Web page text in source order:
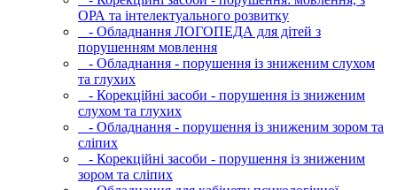
ОРА та інтелектуального розвитку
- Обладнання ЛОГОПЕДА для дітей з
порушенням мовлення
- Обладнання - порушення із зниженим слухом
та глухих
- Корекційні засоби - порушення із зниженим
слухом та глухих
- Обладнання - порушення із зниженим зором та
сліпих
- Корекційні засоби - порушення із зниженим
зором та сліпих